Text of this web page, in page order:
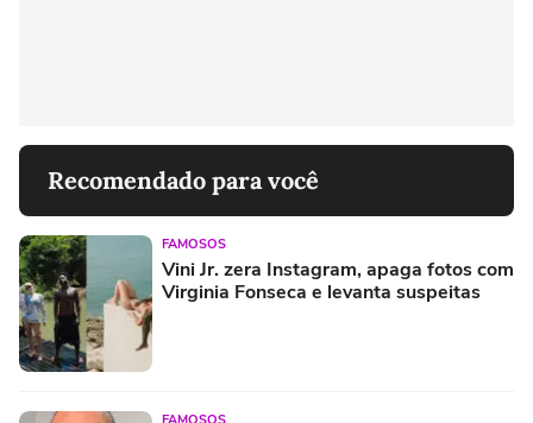
Recomendado para você
FAMOSOS
Vini Jr. zera Instagram, apaga fotos com
Virginia Fonseca e levanta suspeitas